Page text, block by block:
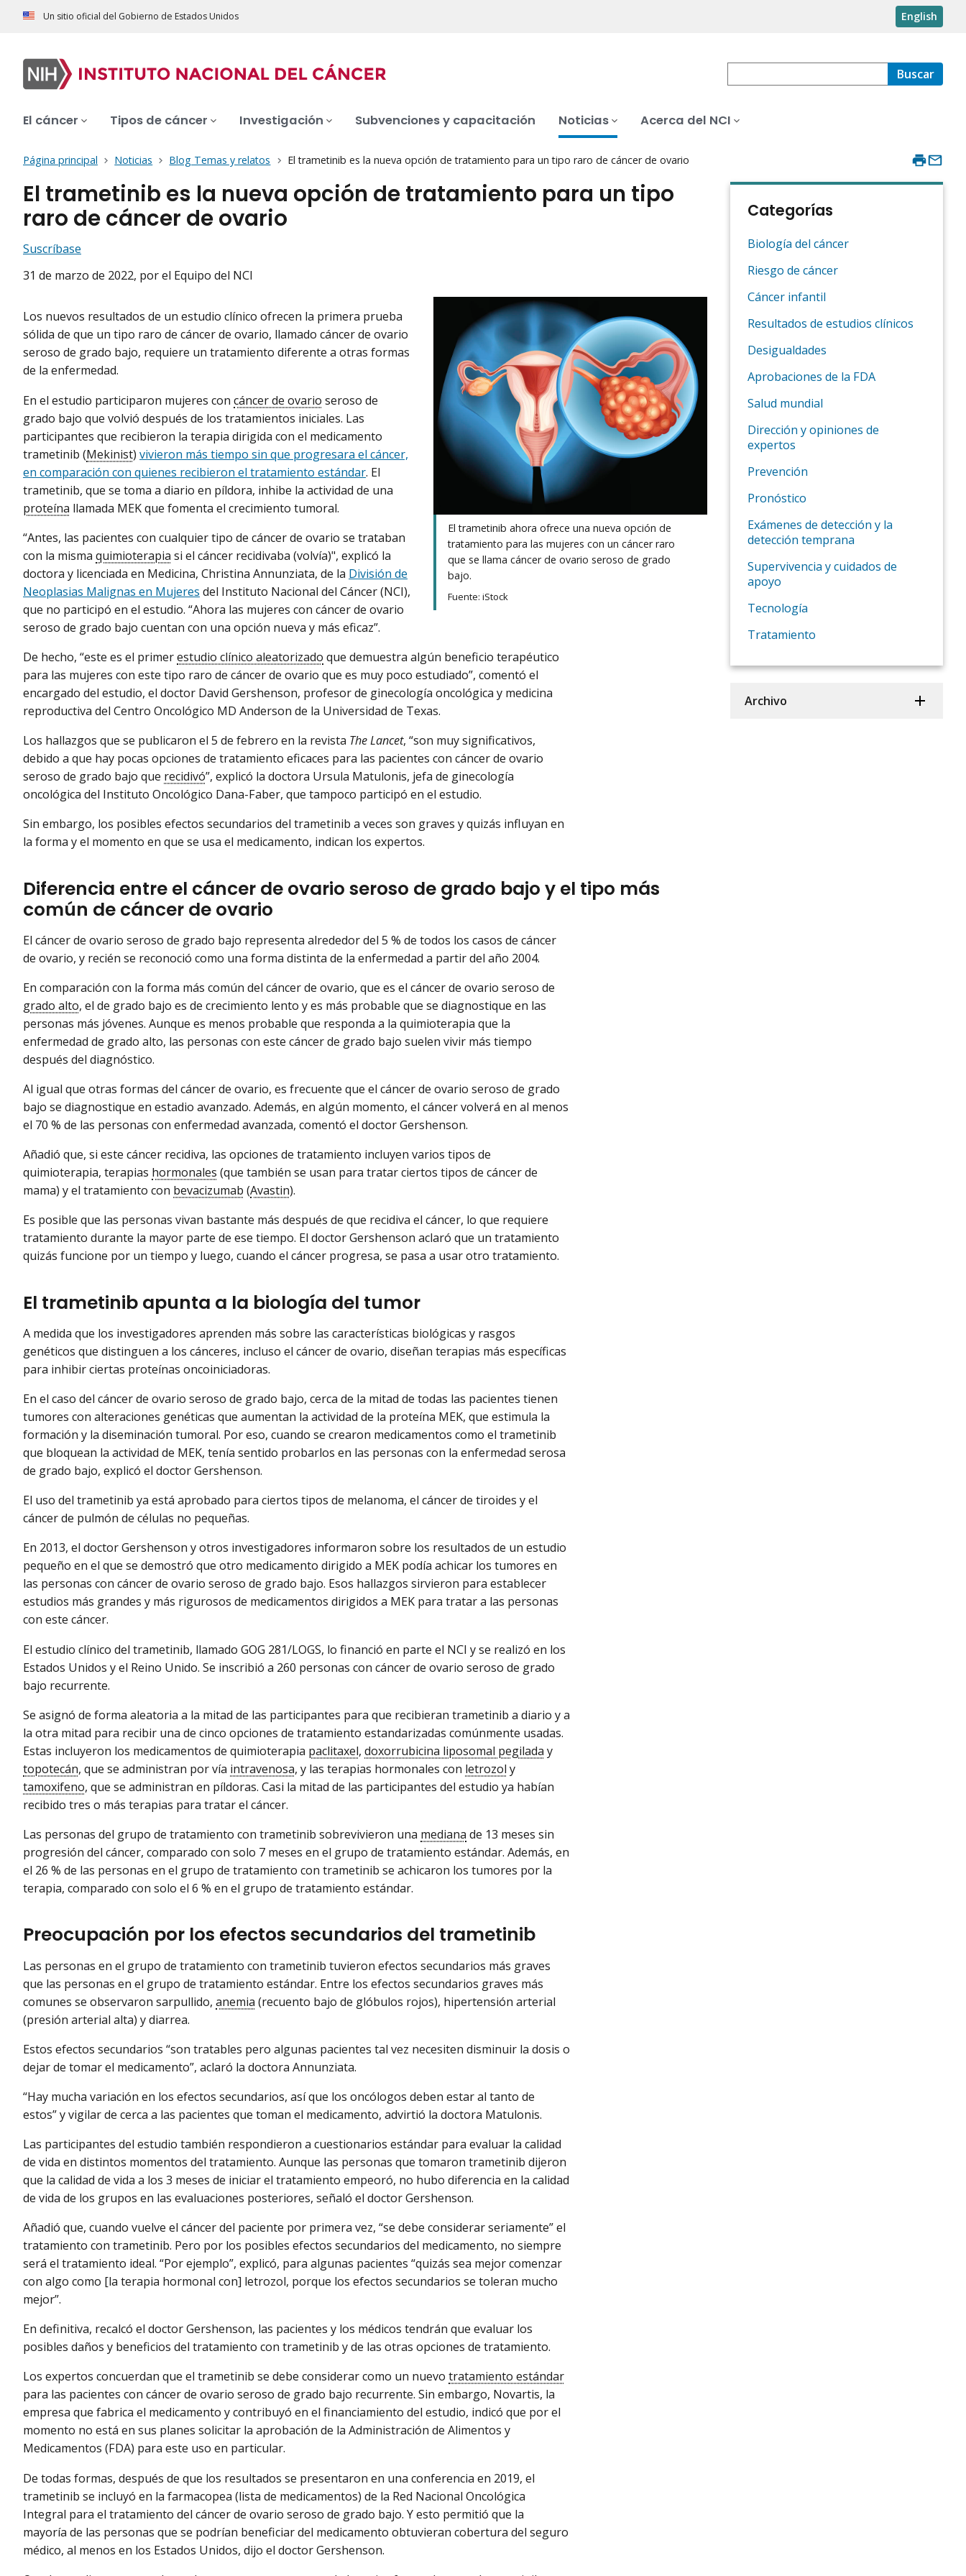
Un sitio oficial del Gobierno de Estados Unidos English
Buscar
El cáncer Tipos de cáncer Investigación Subvenciones y capacitación Noticias Acerca del NCI
Página principal Noticias Blog Temas y relatos El trametinib es la nueva opción de tratamiento para un tipo raro de cáncer de ovario
El trametinib es la nueva opción de tratamiento para un tipo
raro de cáncer de ovario
Suscríbase
31 de marzo de 2022, por el Equipo del NCI
El trametinib ahora ofrece una nueva opción de
tratamiento para las mujeres con un cáncer raro
que se llama cáncer de ovario seroso de grado
bajo.
Fuente: iStock
Los nuevos resultados de un estudio clínico ofrecen la primera prueba
sólida de que un tipo raro de cáncer de ovario, llamado cáncer de ovario
seroso de grado bajo, requiere un tratamiento diferente a otras formas
de la enfermedad.
En el estudio participaron mujeres con cáncer de ovario seroso de
grado bajo que volvió después de los tratamientos iniciales. Las
participantes que recibieron la terapia dirigida con el medicamento
trametinib (Mekinist) vivieron más tiempo sin que progresara el cáncer,
en comparación con quienes recibieron el tratamiento estándar. El
trametinib, que se toma a diario en píldora, inhibe la actividad de una
proteína llamada MEK que fomenta el crecimiento tumoral.
“Antes, las pacientes con cualquier tipo de cáncer de ovario se trataban
con la misma quimioterapia si el cáncer recidivaba (volvía)", explicó la
doctora y licenciada en Medicina, Christina Annunziata, de la División de
Neoplasias Malignas en Mujeres del Instituto Nacional del Cáncer (NCI),
que no participó en el estudio. “Ahora las mujeres con cáncer de ovario
seroso de grado bajo cuentan con una opción nueva y más eficaz”.
De hecho, “este es el primerestudio clínico aleatorizado que demuestra algún beneficio terapéutico
para las mujeres con este tipo raro de cáncer de ovario que es muy poco estudiado”, comentó el
encargado del estudio, el doctor David Gershenson, profesor de ginecología oncológica y medicina
reproductiva del Centro Oncológico MD Anderson de la Universidad de Texas.
Los hallazgos que se publicaron el 5 de febrero en la revista The Lancet, “son muy significativos,
debido a que hay pocas opciones de tratamiento eficaces para las pacientes con cáncer de ovario
seroso de grado bajo que recidivó”, explicó la doctora Ursula Matulonis, jefa de ginecología
oncológica del Instituto Oncológico Dana-Faber, que tampoco participó en el estudio.
Sin embargo, los posibles efectos secundarios del trametinib a veces son graves y quizás influyan en
la forma y el momento en que se usa el medicamento, indican los expertos.
Diferencia entre el cáncer de ovario seroso de grado bajo y el tipo más
común de cáncer de ovario
El cáncer de ovario seroso de grado bajo representa alrededor del 5 % de todos los casos de cáncer
de ovario, y recién se reconoció como una forma distinta de la enfermedad a partir del año 2004.
En comparación con la forma más común del cáncer de ovario, que es el cáncer de ovario seroso de
grado alto, el de grado bajo es de crecimiento lento y es más probable que se diagnostique en las
personas más jóvenes. Aunque es menos probable que responda a la quimioterapia que la
enfermedad de grado alto, las personas con este cáncer de grado bajo suelen vivir más tiempo
después del diagnóstico.
Al igual que otras formas del cáncer de ovario, es frecuente que el cáncer de ovario seroso de grado
bajo se diagnostique en estadio avanzado. Además, en algún momento, el cáncer volverá en al menos
el 70 % de las personas con enfermedad avanzada, comentó el doctor Gershenson.
Añadió que, si este cáncer recidiva, las opciones de tratamiento incluyen varios tipos de
quimioterapia, terapias hormonales (que también se usan para tratar ciertos tipos de cáncer de
mama) y el tratamiento con bevacizumab (Avastin).
Es posible que las personas vivan bastante más después de que recidiva el cáncer, lo que requiere
tratamiento durante la mayor parte de ese tiempo. El doctor Gershenson aclaró que un tratamiento
quizás funcione por un tiempo y luego, cuando el cáncer progresa, se pasa a usar otro tratamiento.
El trametinib apunta a la biología del tumor
A medida que los investigadores aprenden más sobre las características biológicas y rasgos
genéticos que distinguen a los cánceres, incluso el cáncer de ovario, diseñan terapias más específicas
para inhibir ciertas proteínas oncoiniciadoras.
En el caso del cáncer de ovario seroso de grado bajo, cerca de la mitad de todas las pacientes tienen
tumores con alteraciones genéticas que aumentan la actividad de la proteína MEK, que estimula la
formación y la diseminación tumoral. Por eso, cuando se crearon medicamentos como el trametinib
que bloquean la actividad de MEK, tenía sentido probarlos en las personas con la enfermedad serosa
de grado bajo, explicó el doctor Gershenson.
El uso del trametinib ya está aprobado para ciertos tipos de melanoma, el cáncer de tiroides y el
cáncer de pulmón de células no pequeñas.
En 2013, el doctor Gershenson y otros investigadores informaron sobre los resultados de un estudio
pequeño en el que se demostró que otro medicamento dirigido a MEK podía achicar los tumores en
las personas con cáncer de ovario seroso de grado bajo. Esos hallazgos sirvieron para establecer
estudios más grandes y más rigurosos de medicamentos dirigidos a MEK para tratar a las personas
con este cáncer.
El estudio clínico del trametinib, llamado GOG 281/LOGS, lo financió en parte el NCI y se realizó en los
Estados Unidos y el Reino Unido. Se inscribió a 260 personas con cáncer de ovario seroso de grado
bajo recurrente.
Se asignó de forma aleatoria a la mitad de las participantes para que recibieran trametinib a diario y a
la otra mitad para recibir una de cinco opciones de tratamiento estandarizadas comúnmente usadas.
Estas incluyeron los medicamentos de quimioterapia paclitaxel, doxorrubicina liposomal pegilada y
topotecán, que se administran por vía intravenosa, y las terapias hormonales con letrozol y
tamoxifeno, que se administran en píldoras. Casi la mitad de las participantes del estudio ya habían
recibido tres o más terapias para tratar el cáncer.
Las personas del grupo de tratamiento con trametinib sobrevivieron una mediana de 13 meses sin
progresión del cáncer, comparado con solo 7 meses en el grupo de tratamiento estándar. Además, en
el 26 % de las personas en el grupo de tratamiento con trametinib se achicaron los tumores por la
terapia, comparado con solo el 6 % en el grupo de tratamiento estándar.
Preocupación por los efectos secundarios del trametinib
Las personas en el grupo de tratamiento con trametinib tuvieron efectos secundarios más graves
que las personas en el grupo de tratamiento estándar. Entre los efectos secundarios graves más
comunes se observaron sarpullido, anemia (recuento bajo de glóbulos rojos), hipertensión arterial
(presión arterial alta) y diarrea.
Estos efectos secundarios “son tratables pero algunas pacientes tal vez necesiten disminuir la dosis o
dejar de tomar el medicamento”, aclaró la doctora Annunziata.
“Hay mucha variación en los efectos secundarios, así que los oncólogos deben estar al tanto de
estos” y vigilar de cerca a las pacientes que toman el medicamento, advirtió la doctora Matulonis.
Las participantes del estudio también respondieron a cuestionarios estándar para evaluar la calidad
de vida en distintos momentos del tratamiento. Aunque las personas que tomaron trametinib dijeron
que la calidad de vida a los 3 meses de iniciar el tratamiento empeoró, no hubo diferencia en la calidad
de vida de los grupos en las evaluaciones posteriores, señaló el doctor Gershenson.
Añadió que, cuando vuelve el cáncer del paciente por primera vez, “se debe considerar seriamente” el
tratamiento con trametinib. Pero por los posibles efectos secundarios del medicamento, no siempre
será el tratamiento ideal. “Por ejemplo”, explicó, para algunas pacientes “quizás sea mejor comenzar
con algo como [la terapia hormonal con] letrozol, porque los efectos secundarios se toleran mucho
mejor”.
En definitiva, recalcó el doctor Gershenson, las pacientes y los médicos tendrán que evaluar los
posibles daños y beneficios del tratamiento con trametinib y de las otras opciones de tratamiento.
Los expertos concuerdan que el trametinib se debe considerar como un nuevo tratamiento estándar
para las pacientes con cáncer de ovario seroso de grado bajo recurrente. Sin embargo, Novartis, la
empresa que fabrica el medicamento y contribuyó en el financiamiento del estudio, indicó que por el
momento no está en sus planes solicitar la aprobación de la Administración de Alimentos y
Medicamentos (FDA) para este uso en particular.
De todas formas, después de que los resultados se presentaron en una conferencia en 2019, el
trametinib se incluyó en la farmacopea (lista de medicamentos) de la Red Nacional Oncológica
Integral para el tratamiento del cáncer de ovario seroso de grado bajo. Y esto permitió que la
mayoría de las personas que se podrían beneficiar del medicamento obtuvieran cobertura del seguro
médico, al menos en los Estados Unidos, dijo el doctor Gershenson.
Categorías
Biología del cáncer
Riesgo de cáncer
Cáncer infantil
Resultados de estudios clínicos
Desigualdades
Aprobaciones de la FDA
Salud mundial
Dirección y opiniones de
expertos
Prevención
Pronóstico
Exámenes de detección y la
detección temprana
Supervivencia y cuidados de
apoyo
Tecnología
Tratamiento
Archivo